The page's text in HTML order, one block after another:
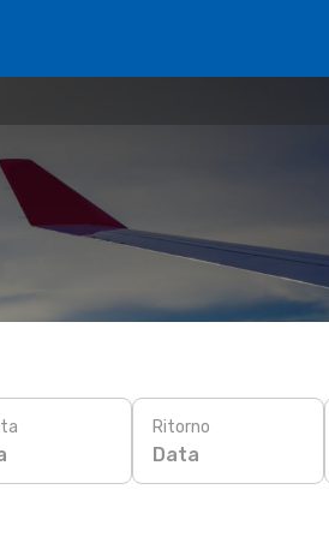
Ritorno
Data